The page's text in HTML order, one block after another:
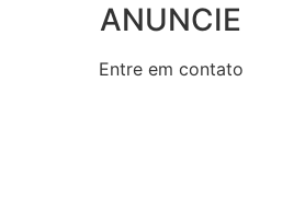
ANUNCIE
Entre em contato